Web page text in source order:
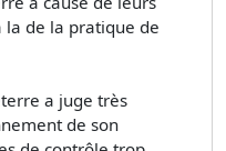
la de la pratique de
a juge très
de son